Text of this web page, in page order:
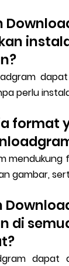
perlu
format
mendukung
gambar,
di
dapat